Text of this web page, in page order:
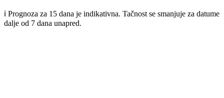
ℹ️ Prognoza za 15 dana je indikativna. Tačnost se smanjuje za datume
dalje od 7 dana unapred.